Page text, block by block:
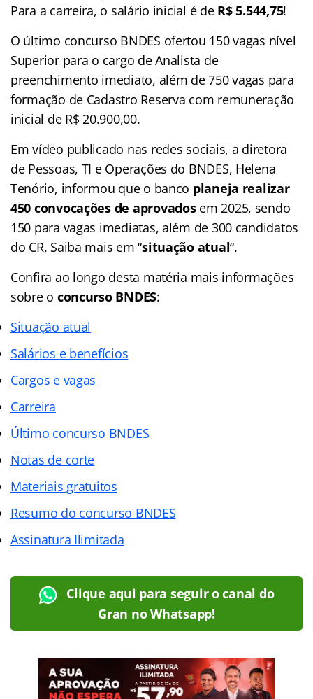
Para a carreira, o salário inicial é de R$ 5.544,75!
O último concurso BNDES ofertou 150 vagas nível
Superior para o cargo de Analista de
preenchimento imediato, além de 750 vagas para
formação de Cadastro Reserva com remuneração
inicial de R$ 20.900,00.
Em vídeo publicado nas redes sociais, a diretora
de Pessoas, TI e Operações do BNDES, Helena
Tenório, informou que o banco planeja realizar
450 convocações de aprovados em 2025, sendo
150 para vagas imediatas, além de 300 candidatos
do CR. Saiba mais em “situação atual“.
Confira ao longo desta matéria mais informações
sobre o concurso BNDES:
Situação atual
Salários e benefícios
Cargos e vagas
Carreira
Último concurso BNDES
Notas de corte
Materiais gratuitos
Resumo do concurso BNDES
Assinatura Ilimitada
Clique aqui para seguir o canal do
Gran no Whatsapp!